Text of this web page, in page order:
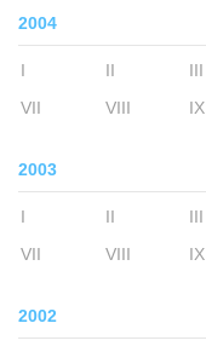
2004
I II III
VII
VIII IX
2003
I II III
VII
VIII IX
2002